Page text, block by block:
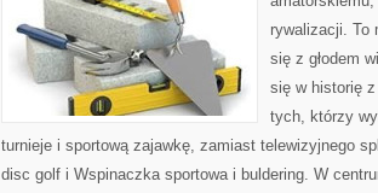
rywalizacji. To
się z głodem
się w historię
tych, którzy
turnieje i sportową zajawkę, zamiast telewizyjnego
disc golf i Wspinaczka sportowa i buldering. W